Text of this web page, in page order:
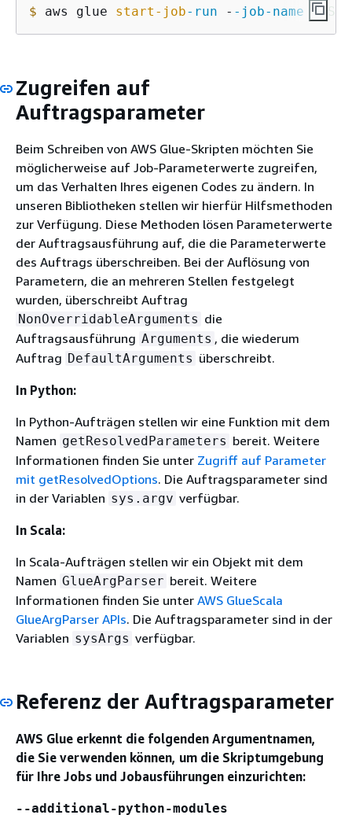
$ aws glue start-job-run - -job-name "CSV
Zugreifen auf
Auftragsparameter
Beim Schreiben von AWS Glue-Skripten möchten Sie
möglicherweise auf Job-Parameterwerte zugreifen,
um das Verhalten Ihres eigenen Codes zu ändern. In
unseren Bibliotheken stellen wir hierfür Hilfsmethoden
zur Verfügung. Diese Methoden lösen Parameterwerte
der Auftragsausführung auf, die die Parameterwerte
des Auftrags überschreiben. Bei der Auflösung von
Parametern, die an mehreren Stellen festgelegt
wurden, überschreibt Auftrag
NonOverridableArguments die
Auftragsausführung Arguments , die wiederum
Auftrag DefaultArguments überschreibt.
In Python:
In Python-Aufträgen stellen wir eine Funktion mit dem
Namen getResolvedParameters bereit. Weitere
Informationen finden Sie unter Zugriff auf Parameter
mit getResolvedOptions. Die Auftragsparameter sind
in der Variablen sys.argv verfügbar.
In Scala:
In Scala-Aufträgen stellen wir ein Objekt mit dem
Namen GlueArgParser bereit. Weitere
Informationen finden Sie unter AWS GlueScala
GlueArgParser APIs. Die Auftragsparameter sind in der
Variablen sysArgs verfügbar.
Referenz der Auftragsparameter
AWS Glue erkennt die folgenden Argumentnamen,
die Sie verwenden können, um die Skriptumgebung
für Ihre Jobs und Jobausführungen einzurichten:
--additional-python-modules